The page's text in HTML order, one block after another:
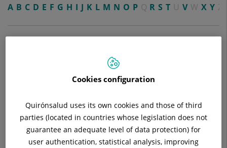
A B C D E F G H I J K L M N O P Q RST UV WXY Z
MATRON/A
Cookies configuration
Quirónsalud uses its own cookies and those of third
parties (located in countries whose legislation does not
guarantee an adequate level of data protection) for
user authentication, statistical analysis, improving